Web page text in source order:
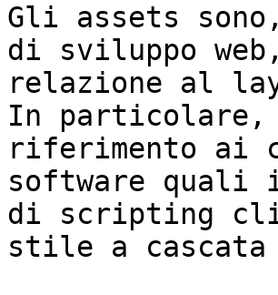
Gli assets
di sviluppo
relazione al
In particolare,
riferimento ai
software quali
di scripting
stile a cascata